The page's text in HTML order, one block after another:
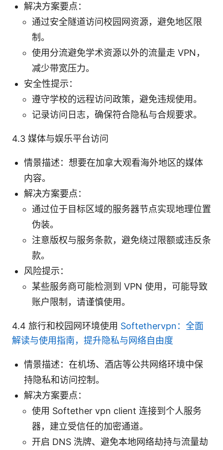
解决方案要点：
通过安全隧道访问校园网资源，避免地区限
制。
使用分流避免学术资源以外的流量走 VPN，
减少带宽压力。
安全性提示：
遵守学校的远程访问政策，避免违规使用。
记录访问日志，确保符合隐私与合规要求。
4.3 媒体与娱乐平台访问
情景描述：想要在加拿大观看海外地区的媒体
内容。
解决方案要点：
通过位于目标区域的服务器节点实现地理位置
伪装。
注意版权与服务条款，避免绕过限额或违反条
款。
风险提示：
某些服务商可能检测到 VPN 使用，可能导致
账户限制，请谨慎使用。
4.4 旅行和校园网环境使用 Softethervpn：全面
解读与使用指南，提升隐私与网络自由度
情景描述：在机场、酒店等公共网络环境中保
持隐私和访问控制。
解决方案要点：
使用 Softether vpn client 连接到个人服务
器，建立受信任的加密通道。
开启 DNS 洗牌、避免本地网络劫持与流量劫